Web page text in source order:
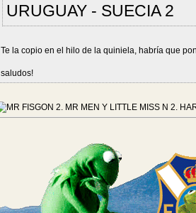
URUGUAY - SUECIA 2
Te la copio en el hilo de la quiniela, habría que
saludos!